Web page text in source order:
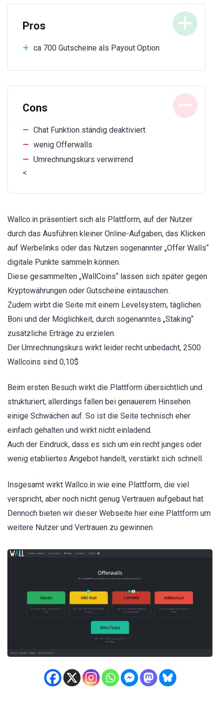
Pros
ca 700 Gutscheine als Payout Option
Cons
Chat Funktion ständig deaktiviert
wenig Offerwalls
Umrechnungskurs verwirrend
<
Wallco.in präsentiert sich als Plattform, auf der Nutzer
durch das Ausführen kleiner Online-Aufgaben, das Klicken
auf Werbelinks oder das Nutzen sogenannter „Offer Walls“
digitale Punkte sammeln können.
Diese gesammelten „WallCoins“ lassen sich später gegen
Kryptowährungen oder Gutscheine eintauschen.
Zudem wirbt die Seite mit einem Levelsystem, täglichen
Boni und der Möglichkeit, durch sogenanntes „Staking“
zusätzliche Erträge zu erzielen.
Der Umrechnungskurs wirkt leider recht unbedacht, 2500
Wallcoins sind 0,10$
Beim ersten Besuch wirkt die Plattform übersichtlich und
strukturiert, allerdings fallen bei genauerem Hinsehen
einige Schwächen auf. So ist die Seite technisch eher
einfach gehalten und wirkt nicht einladend.
Auch der Eindruck, dass es sich um ein recht junges oder
wenig etabliertes Angebot handelt, verstärkt sich schnell.
Insgesamt wirkt Wallco.in wie eine Plattform, die viel
verspricht, aber noch nicht genug Vertrauen aufgebaut hat.
Dennoch bieten wir dieser Webseite hier eine Plattform um
weitere Nutzer und Vertrauen zu gewinnen.